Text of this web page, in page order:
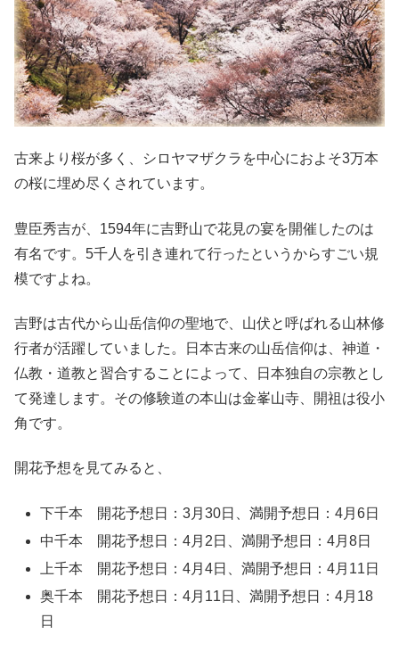
古来より桜が多く、シロヤマザクラを中心におよそ3万本
の桜に埋め尽くされています。
豊臣秀吉が、1594年に吉野山で花見の宴を開催したのは
有名です。5千人を引き連れて行ったというからすごい規
模ですよね。
吉野は古代から山岳信仰の聖地で、山伏と呼ばれる山林修
行者が活躍していました。日本古来の山岳信仰は、神道・
仏教・道教と習合することによって、日本独自の宗教とし
て発達します。その修験道の本山は金峯山寺、開祖は役小
角です。
開花予想を見てみると、
下千本 開花予想日：3月30日、満開予想日：4月6日
中千本 開花予想日：4月2日、満開予想日：4月8日
上千本 開花予想日：4月4日、満開予想日：4月11日
奥千本 開花予想日：4月11日、満開予想日：4月18
日